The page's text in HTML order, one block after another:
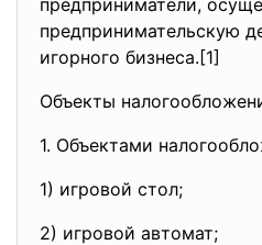
предприниматели,
предпринимательскую
игорного бизнеса.[1]
Объекты
1. Объектами
1) игровой стол;
2) игровой автомат;